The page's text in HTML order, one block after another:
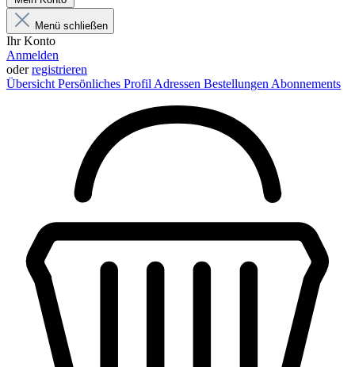
Menü schließen
Ihr Konto
Anmelden
oderregistrieren
Übersicht Persönliches Profil Adressen Bestellungen Abonnements